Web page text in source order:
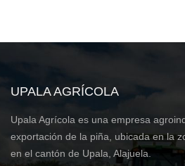
UPALA AGRÍCOLA
Upala Agrícola es una empresa
exportación de la piña, ubicada en la
en el cantón de Upala, Alajuela.